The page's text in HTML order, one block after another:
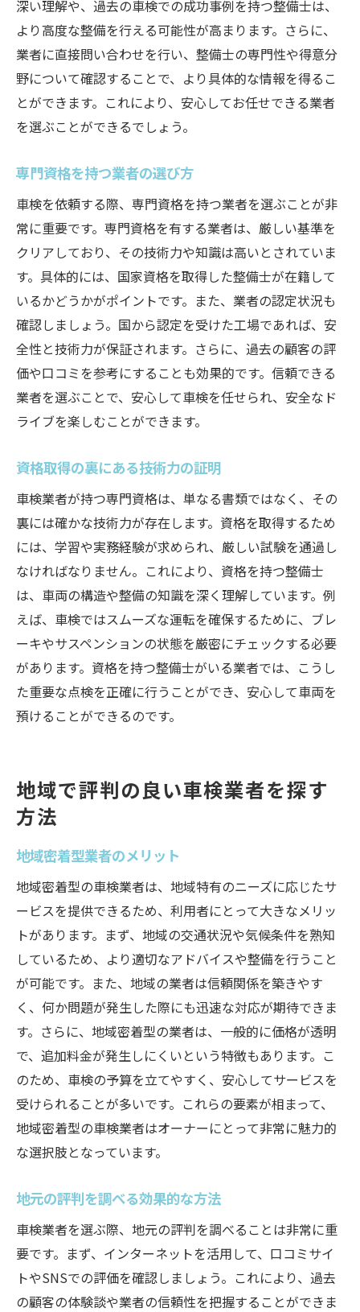
深い理解や、過去の車検での成功事例を持つ整備士は、
より高度な整備を行える可能性が高まります。さらに、
業者に直接問い合わせを行い、整備士の専門性や得意分
野について確認することで、より具体的な情報を得るこ
とができます。これにより、安心してお任せできる業者
を選ぶことができるでしょう。
専門資格を持つ業者の選び方
車検を依頼する際、専門資格を持つ業者を選ぶことが非
常に重要です。専門資格を有する業者は、厳しい基準を
クリアしており、その技術力や知識は高いとされていま
す。具体的には、国家資格を取得した整備士が在籍して
いるかどうかがポイントです。また、業者の認定状況も
確認しましょう。国から認定を受けた工場であれば、安
全性と技術力が保証されます。さらに、過去の顧客の評
価や口コミを参考にすることも効果的です。信頼できる
業者を選ぶことで、安心して車検を任せられ、安全なド
ライブを楽しむことができます。
資格取得の裏にある技術力の証明
車検業者が持つ専門資格は、単なる書類ではなく、その
裏には確かな技術力が存在します。資格を取得するため
には、学習や実務経験が求められ、厳しい試験を通過し
なければなりません。これにより、資格を持つ整備士
は、車両の構造や整備の知識を深く理解しています。例
えば、車検ではスムーズな運転を確保するために、ブレ
ーキやサスペンションの状態を厳密にチェックする必要
があります。資格を持つ整備士がいる業者では、こうし
た重要な点検を正確に行うことができ、安心して車両を
預けることができるのです。
地域で評判の良い車検業者を探す
方法
地域密着型業者のメリット
地域密着型の車検業者は、地域特有のニーズに応じたサ
ービスを提供できるため、利用者にとって大きなメリッ
トがあります。まず、地域の交通状況や気候条件を熟知
しているため、より適切なアドバイスや整備を行うこと
が可能です。また、地域の業者は信頼関係を築きやす
く、何か問題が発生した際にも迅速な対応が期待できま
す。さらに、地域密着型の業者は、一般的に価格が透明
で、追加料金が発生しにくいという特徴もあります。こ
のため、車検の予算を立てやすく、安心してサービスを
受けられることが多いです。これらの要素が相まって、
地域密着型の車検業者はオーナーにとって非常に魅力的
な選択肢となっています。
地元の評判を調べる効果的な方法
車検業者を選ぶ際、地元の評判を調べることは非常に重
要です。まず、インターネットを活用して、口コミサイ
トやSNSでの評価を確認しましょう。これにより、過去
の顧客の体験談や業者の信頼性を把握することができま